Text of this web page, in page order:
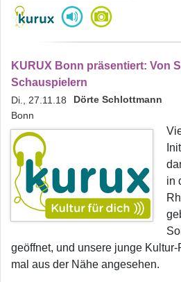
KURUX Bonn präsentiert: Von
Schauspielern
Di., 27.11.18 Dörte Schlottmann
Bonn
in
geöffnet, und unsere junge
mal aus der Nähe angesehen.